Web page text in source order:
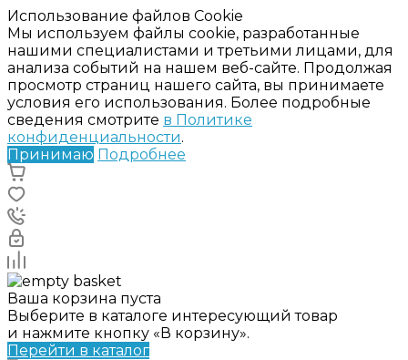
Использование файлов Cookie
Мы используем файлы cookie, разработанные
нашими специалистами и третьими лицами, для
анализа событий на нашем веб-сайте. Продолжая
просмотр страниц нашего сайта, вы принимаете
условия его использования. Более подробные
сведения смотрите в Политике
конфиденциальности.
Принимаю Подробнее
Ваша корзина пуста
Выберите в каталоге интересующий товар
и нажмите кнопку «В корзину».
Перейти в каталог